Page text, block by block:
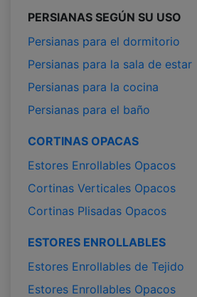
PERSIANAS SEGÚN SU USO
Persianas para el dormitorio
Persianas para la sala de estar
Persianas para la cocina
Persianas para el baño
CORTINAS OPACAS
Estores Enrollables Opacos
Cortinas Verticales Opacos
Cortinas Plisadas Opacos
ESTORES ENROLLABLES
Estores Enrollables de Tejido
Estores Enrollables Opacos